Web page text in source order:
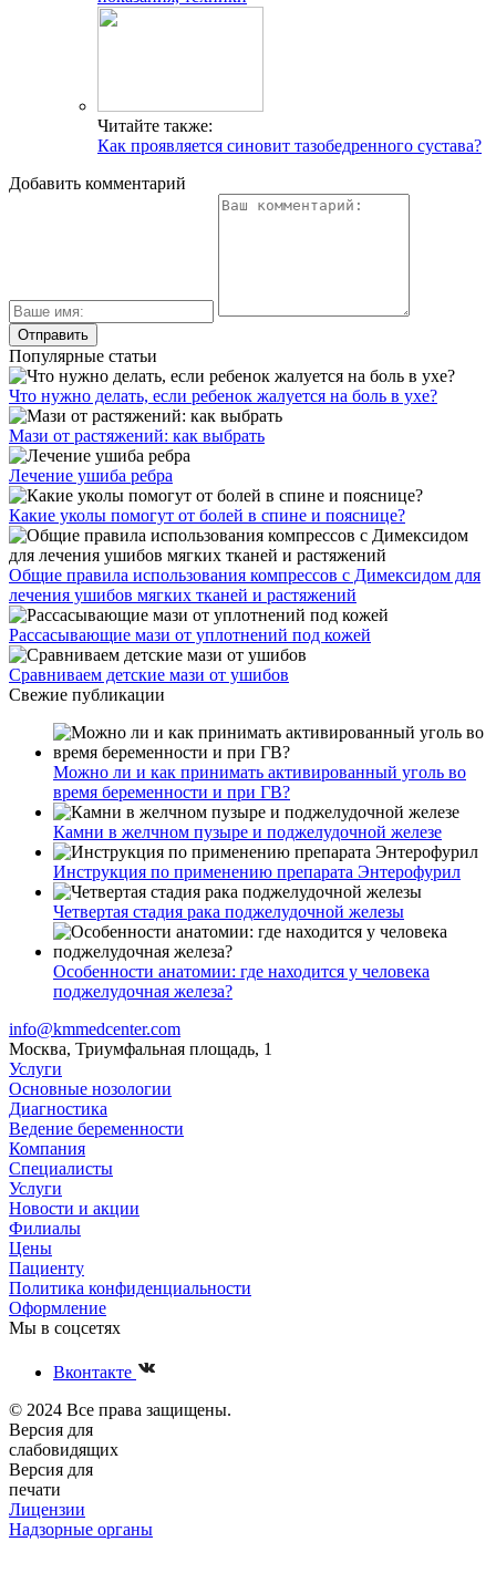
Читайте также:
Как проявляется синовит тазобедренного сустава?
Добавить комментарий
Популярные статьи
Что нужно делать, если ребенок жалуется на боль в ухе?
Мази от растяжений: как выбрать
Лечение ушиба ребра
Какие уколы помогут от болей в спине и пояснице?
Общие правила использования компрессов с Димексидом для
лечения ушибов мягких тканей и растяжений
Рассасывающие мази от уплотнений под кожей
Сравниваем детские мази от ушибов
Свежие публикации
Можно ли и как принимать активированный уголь во
время беременности и при ГВ?
Камни в желчном пузыре и поджелудочной железе
Инструкция по применению препарата Энтерофурил
Четвертая стадия рака поджелудочной железы
Особенности анатомии: где находится у человека
поджелудочная железа?
info@kmmedcenter.com
Москва, Триумфальная площадь, 1
Услуги
Основные нозологии
Диагностика
Ведение беременности
Компания
Специалисты
Услуги
Новости и акции
Филиалы
Цены
Пациенту
Политика конфиденциальности
Оформление
Мы в соцсетях
Вконтакте
© 2024 Все права защищены.
Версия для
слабовидящих
Версия для
печати
Лицензии
Надзорные органы